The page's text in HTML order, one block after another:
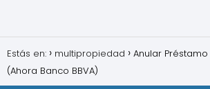
Estás en: multipropiedad
Anular
(Ahora Banco BBVA)